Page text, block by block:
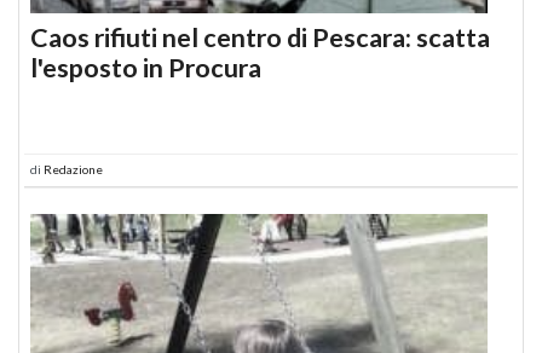
Caos rifiuti nel centro di Pescara: scatta
l'esposto in Procura
di Redazione